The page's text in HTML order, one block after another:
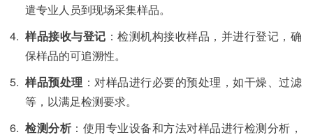
遣专业人员到现场采集样品。
样品接收与登记 ：检测机构接收样品，并进行登记，确
保样品的可追溯性。
样品预处理 ：对样品进行必要的预处理，如干燥、过滤
等，以满足检测要求。
检测分析：使用专业设备和方法对样品进行检测分析，